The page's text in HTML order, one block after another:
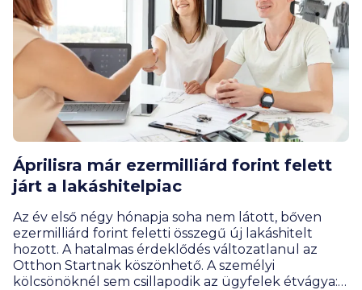
Áprilisra már ezermilliárd forint felett
járt a lakáshitelpiac
Az év első négy hónapja soha nem látott, bőven
ezermilliárd forint feletti összegű új lakáshitelt
hozott. A hatalmas érdeklődés változatlanul az
Otthon Startnak köszönhető. A személyi
kölcsönöknél sem csillapodik az ügyfelek étvágya: